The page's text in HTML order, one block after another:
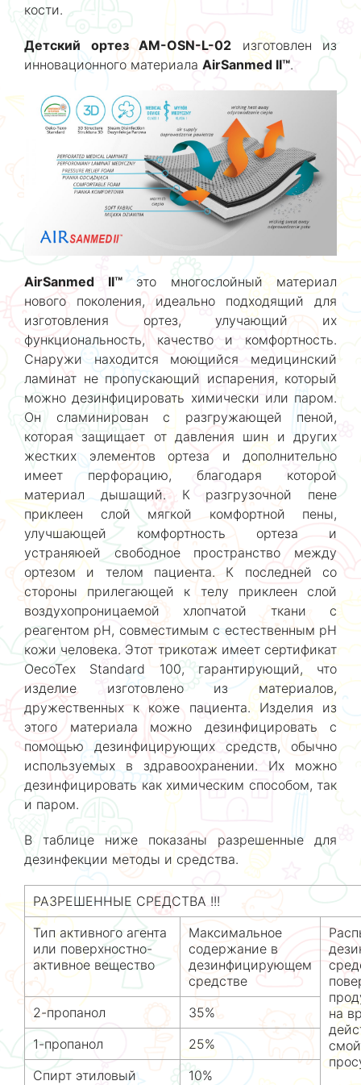
кости.
Детский ортез AM-OSN-L-02 изготовлен из
инновационного материала AirSanmed II™.
AirSanmed II™это многослойный материал
нового поколения, идеально подходящий для
изготовления ортез, улучающий их
функциональность, качество и комфортность.
Снаружи находится моющийся медицинский
ламинат не пропускающий испарения, который
можно дезинфицировать химически или паром.
Он сламинирован с разгружающей пеной,
которая защищает от давления шин и других
жестких элементов ортеза и дополнительно
имеет перфорацию, благодаря которой
материал дышащий. К разгрузочной пене
приклеен слой мягкой комфортной пены,
улучшающей комфортность ортеза и
устраняюей свободное пространство между
ортезом и телом пациента. К последней со
стороны прилегающей к телу приклеен слой
воздухопроницаемой хлопчатой ткани с
реагентом pH, совместимым с естественным pH
кожи человека. Этот трикотаж имеет сертификат
OecoTex Standard 100, гарантирующий, что
изделие изготовлено из материалов,
дружественных к коже пациента. Изделия из
этого материала можно дезинфицировать с
помощью дезинфицирующих средств, обычно
используемых в здравоохранении. Их можно
дезинфицировать как химическим способом, так
и паром.
В таблице ниже показаны разрешенные для
дезинфекции методы и средства.
РАЗРЕШЕННЫЕ СРЕДСТВА !!!
Тип активного агента
или поверхностно-
активное вещество
Максимальное
содержание в
дезинфицирующем
средстве
на
2-пропанол
35%
1-пропанол
25%
Спирт этиловый
10%